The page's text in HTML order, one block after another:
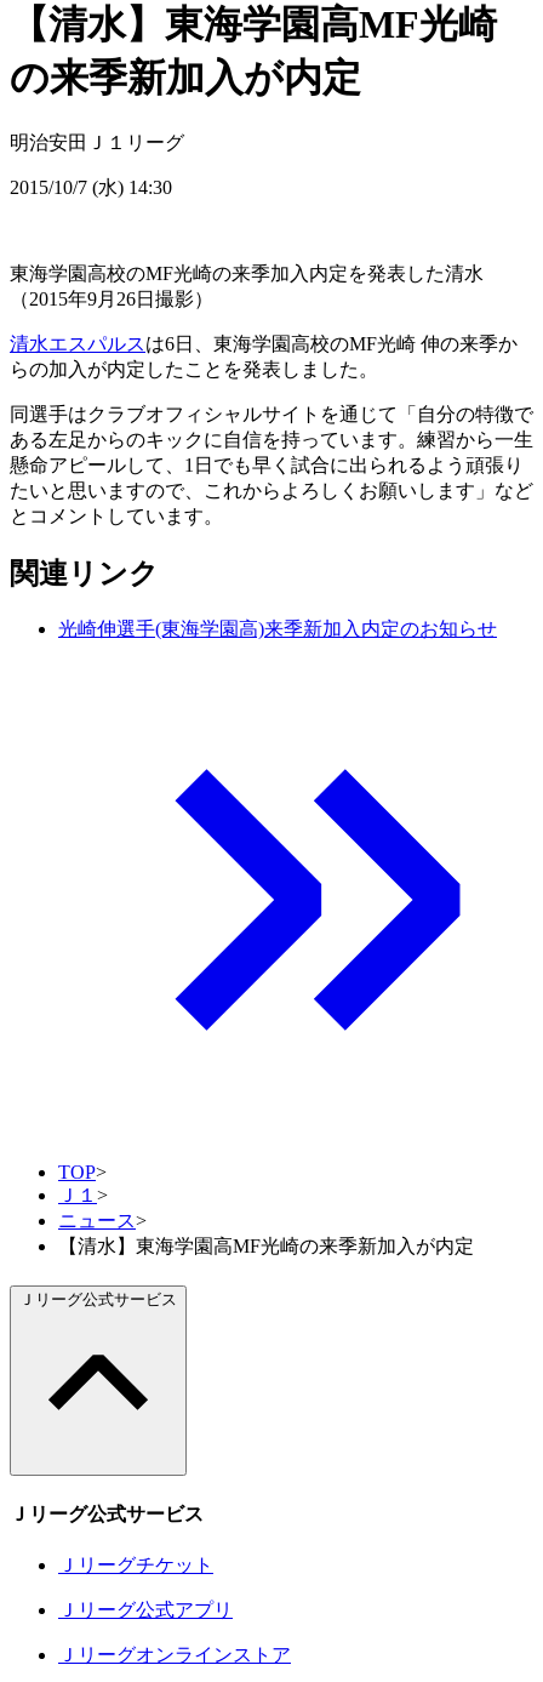
【清水】東海学園高MF光崎
の来季新加入が内定
明治安田Ｊ１リーグ
2015/10/7 (水) 14:30
東海学園高校のMF光崎の来季加入内定を発表した清水
（2015年9月26日撮影）
清水エスパルスは6日、東海学園高校のMF光崎 伸の来季か
らの加入が内定したことを発表しました。
同選手はクラブオフィシャルサイトを通じて「自分の特徴で
ある左足からのキックに自信を持っています。練習から一生
懸命アピールして、1日でも早く試合に出られるよう頑張り
たいと思いますので、これからよろしくお願いします」など
とコメントしています。
関連リンク
光崎伸選手(東海学園高)来季新加入内定のお知らせ
TOP>
Ｊ１ >
ニュース>
【清水】東海学園高MF光崎の来季新加入が内定
Ｊリーグ公式サービス
Ｊリーグ公式サービス
Ｊリーグチケット
Ｊリーグ公式アプリ
Ｊリーグオンラインストア